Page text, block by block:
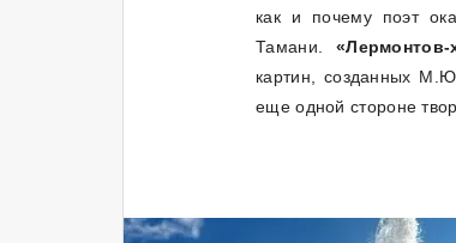
как и почему поэт
Тамани. «Лермонтов-
картин, созданных
еще одной стороне